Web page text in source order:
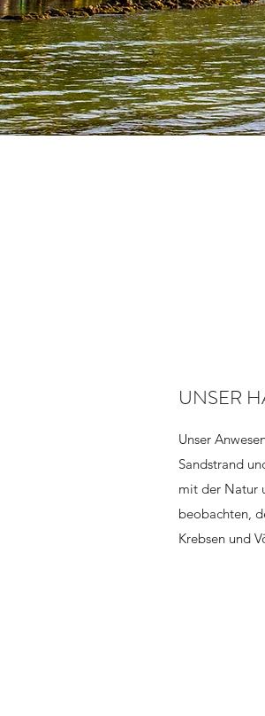
UNSER
Unser
Sandstrand
mit der Natur
beobachten,
Krebsen und